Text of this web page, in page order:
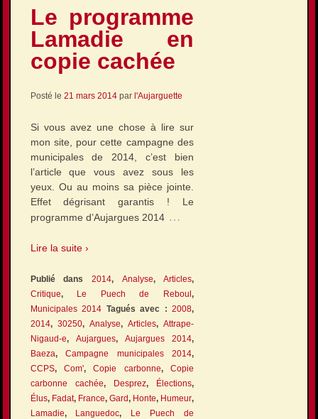
Le programme
Lamadie en
copie cachée
Posté le 21 mars 2014par l'Aujarguette
Si vous avez une chose à lire sur
mon site, pour cette campagne des
municipales de 2014, c’est bien
l’article que vous avez sous les
yeux. Ou au moins sa pièce jointe.
Effet dégrisant garantis ! Le
programme d’Aujargues 2014 …
Lire la suite ›
Publié dans 2014, Analyse,Articles,
Critique, Le Puech de Reboul,
Municipales 2014 Tagués avec :2008,
2014, 30250, Analyse,Articles,Attrape-
Nigaud-e, Aujargues, Aujargues 2014,
Baeza,Campagne municipales 2014,
CCPS, Com',Copie carbonne,Copie
carbonne cachée, Desprez, Élections,
Élus, Fadat, France, Gard, Honte, Humeur,
Lamadie, Languedoc, Le Puech de